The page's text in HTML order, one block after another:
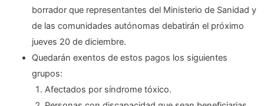
borrador que representantes del Ministerio de Sanidad y
de las comunidades autónomas debatirán el próximo
jueves 20 de diciembre.
Quedarán exentos de estos pagos los siguientes
grupos:
Afectados por síndrome tóxico.